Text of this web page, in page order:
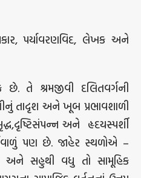
પર્યાવરણવિદ, લેખક અને
તે શ્રમજીવી દલિતવર્ગની
તાદૃશ અને ખૂબ પ્રભાવશાળી
અને હૃદયસ્પર્શી
પણ છે. જાહેર સ્થળોએ –
અને સહુથી વધુ તો સામૂહિક